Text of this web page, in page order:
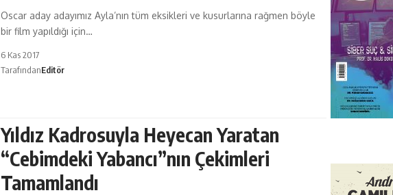
Oscar aday adayımız Ayla’nın tüm eksikleri ve kusurlarına rağmen böyle
bir film yapıldığı için…
6 Kas 2017
TarafındanEditör
Yıldız Kadrosuyla Heyecan Yaratan
“Cebimdeki Yabancı”nın Çekimleri
Tamamlandı